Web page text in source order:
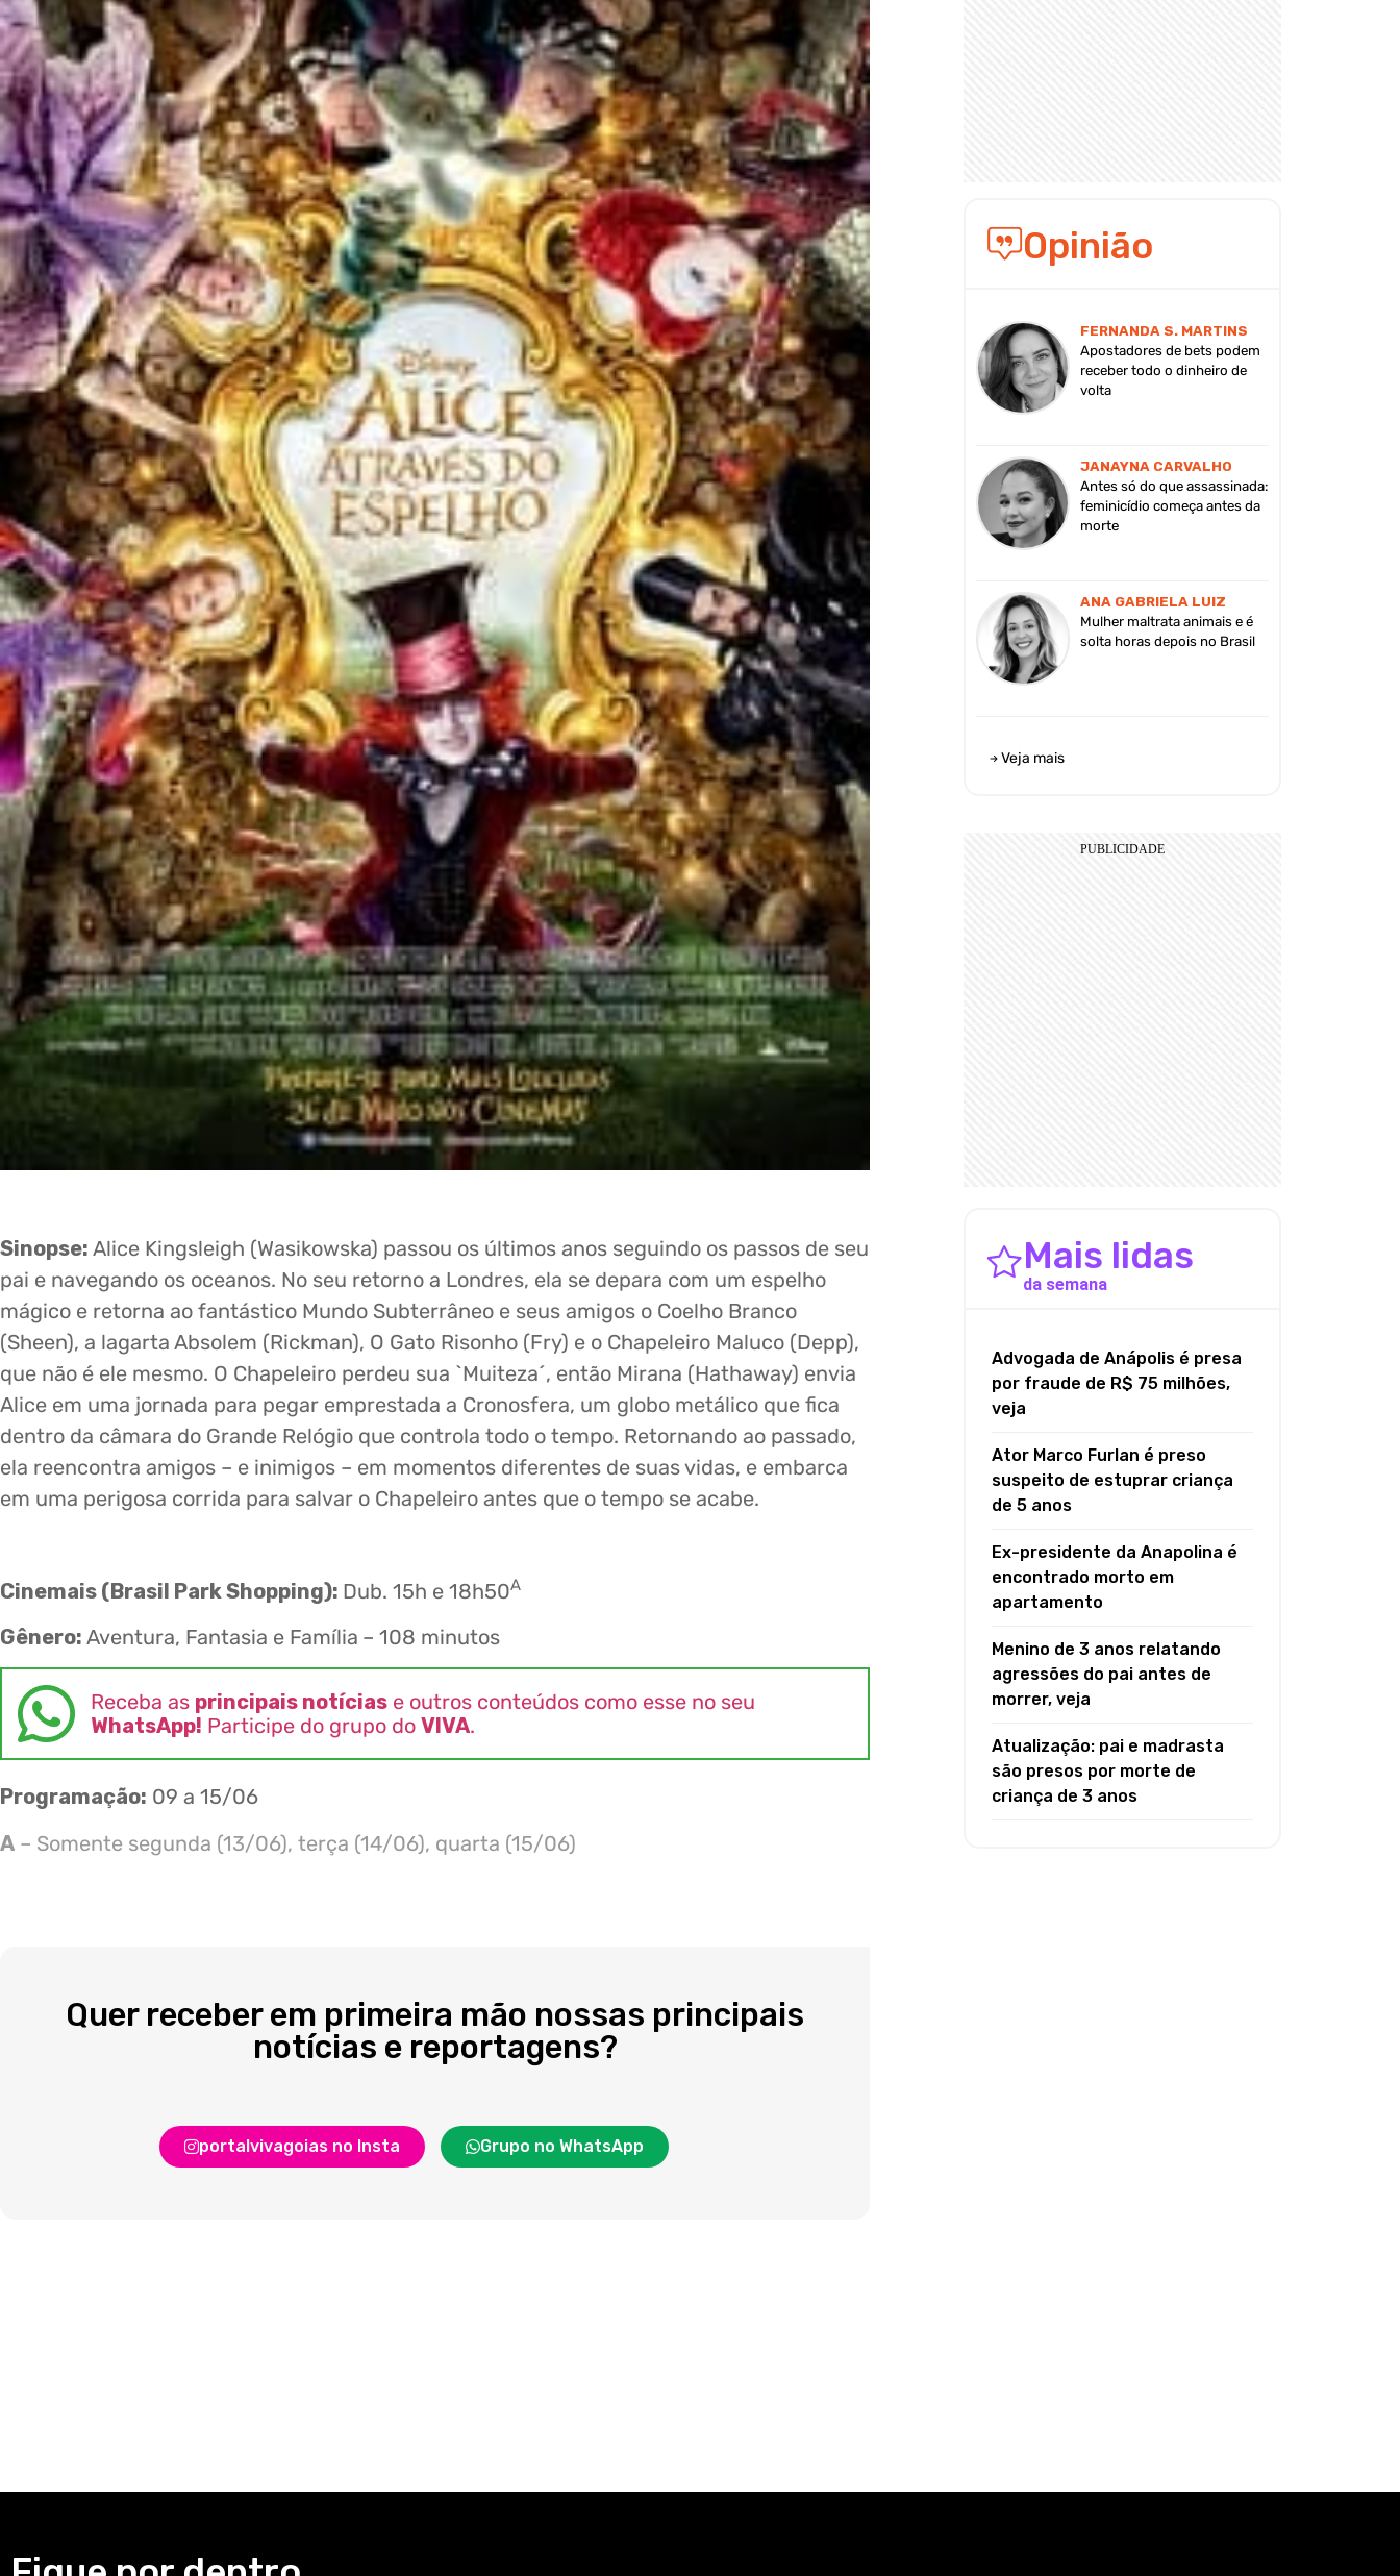
Sinopse: Alice Kingsleigh (Wasikowska) passou os últimos anos seguindo os passos de seu
pai e navegando os oceanos. No seu retorno a Londres, ela se depara com um espelho
mágico e retorna ao fantástico Mundo Subterrâneo e seus amigos o Coelho Branco
(Sheen), a lagarta Absolem (Rickman), O Gato Risonho (Fry) e o Chapeleiro Maluco (Depp),
que não é ele mesmo. O Chapeleiro perdeu sua `Muiteza´, então Mirana (Hathaway) envia
Alice em uma jornada para pegar emprestada a Cronosfera, um globo metálico que fica
dentro da câmara do Grande Relógio que controla todo o tempo. Retornando ao passado,
ela reencontra amigos – e inimigos – em momentos diferentes de suas vidas, e embarca
em uma perigosa corrida para salvar o Chapeleiro antes que o tempo se acabe.
Cinemais (Brasil Park Shopping): Dub. 15h e 18h50A
Gênero: Aventura, Fantasia e Família – 108 minutos
Receba as principais notícias e outros conteúdos como esse no seu
WhatsApp! Participe do grupo do VIVA.
Programação: 09 a 15/06
A – Somente segunda (13/06), terça (14/06), quarta (15/06)
Quer receber em primeira mão nossas principais
notícias e reportagens?
portalvivagoias no Insta Grupo no WhatsApp
Opinião
FERNANDA S. MARTINS
Apostadores de bets podem
receber todo o dinheiro de
volta
JANAYNA CARVALHO
Antes só do que assassinada:
feminicídio começa antes da
morte
ANA GABRIELA LUIZ
Mulher maltrata animais e é
solta horas depois no Brasil
Veja mais
Mais lidas
da semana
Advogada de Anápolis é presa
por fraude de R$ 75 milhões,
veja
Ator Marco Furlan é preso
suspeito de estuprar criança
de 5 anos
Ex-presidente da Anapolina é
encontrado morto em
apartamento
Menino de 3 anos relatando
agressões do pai antes de
morrer, veja
Atualização: pai e madrasta
são presos por morte de
criança de 3 anos